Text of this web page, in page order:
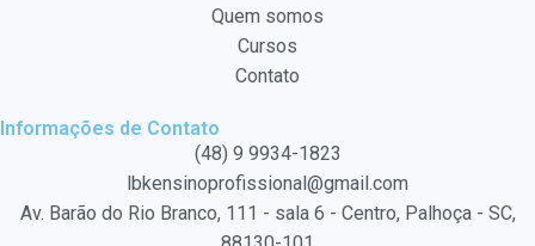
Quem somos
Cursos
Contato
Informações de Contato
(48) 9 9934-1823
lbkensinoprofissional@gmail.com
Av. Barão do Rio Branco, 111 - sala 6 - Centro, Palhoça - SC,